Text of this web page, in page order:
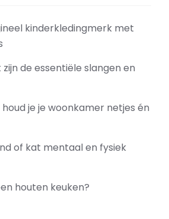
kinderkledingmerk met
de essentiële slangen en
houd je je woonkamer netjes én
of kat mentaal en fysiek
houten keuken?